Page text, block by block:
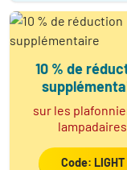
10 % de
sur les
lampadaires
Code: LIGHT